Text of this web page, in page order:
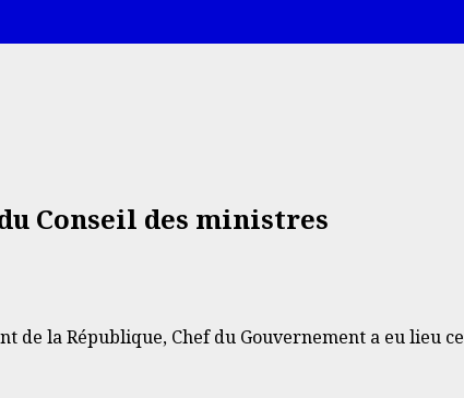
Conseil des ministres
de la République, Chef du Gouvernement a eu lieu ce